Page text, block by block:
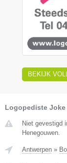
BEKIJK
Logopediste Joke
Niet gevestigd
Henegouwen.
Antwerpen »